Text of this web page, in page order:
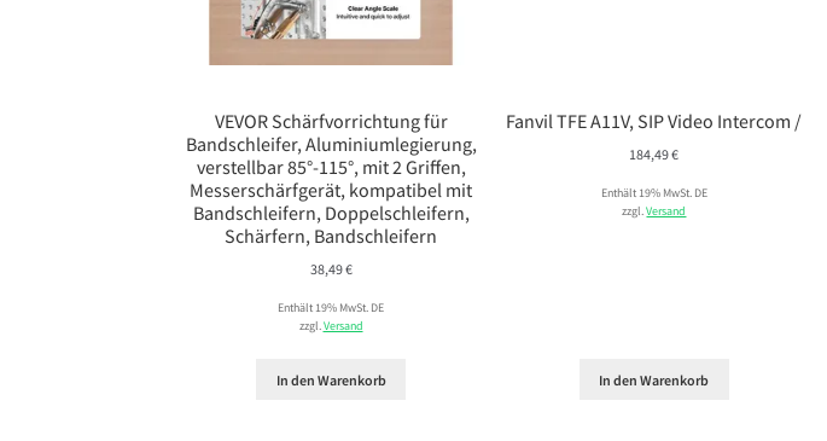
VEVOR Schärfvorrichtung für
Bandschleifer, Aluminiumlegierung,
verstellbar 85°-115°, mit 2 Griffen,
Messerschärfgerät, kompatibel mit
Bandschleifern, Doppelschleifern,
Schärfern, Bandschleifern
38,49€
Enthält 19% MwSt. DE
zzgl.Versand
In den Warenkorb
Fanvil TFE A11V, SIP Video Intercom /
184,49€
Enthält 19% MwSt. DE
zzgl.Versand
In den Warenkorb